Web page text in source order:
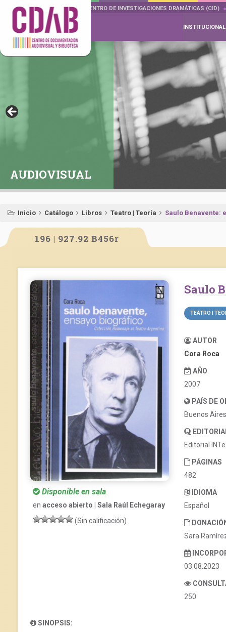
DOCUMENTA DRAMÁTICAS CENTRO DE INVESTIGACIONES DRAMÁTICAS (CID)
INSTITUCIONAL
AUDIOVISUAL
Inicio Catálogo Libros Teatro | Teoría Saulo Benavente:
196 | 927.92 B456r
Disponible en sala
en acceso abierto | Sala Raúl Echegaray
(Sin calificación)
Saulo
TEATRO |
AUTOR
Cora Roca
AÑO
2007
PAÍS DE
Buenos
Editorial
PÁGINAS
482
IDIOMA
Español
Sara
03.08.2023
250
SINOPSIS: